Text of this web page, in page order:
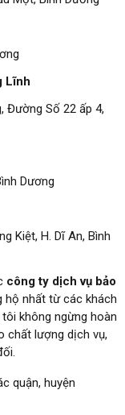
Lĩnh
Đường Số 22 ấp 4,
Dương
Kiệt, H. Dĩ An, Bình
công ty dịch vụ bảo
hộ nhất từ các khách
không ngừng hoàn
chất lượng dịch vụ,
quận, huyện